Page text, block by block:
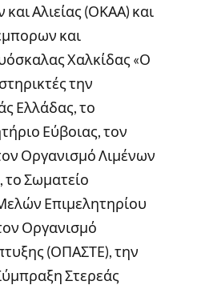
Αλιείας (ΟΚΑΑ) και
και
Χαλκίδας «Ο
την
Ελλάδας, το
Εύβοιας, τον
Οργανισμό Λιμένων
Σωματείο
Επιμελητηρίου
Οργανισμό
(ΟΠΑΣΤΕ), την
Στερεάς